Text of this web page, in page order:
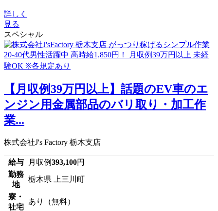
詳しく
見る
スペシャル
【月収例39万円以上】話題のEV車のエ
ンジン用金属部品のバリ取り・加工作
業...
株式会社J's Factory 栃木支店
給与 月収例393,100円
勤務
地
栃木県 上三川町
寮・
社宅
あり（無料）